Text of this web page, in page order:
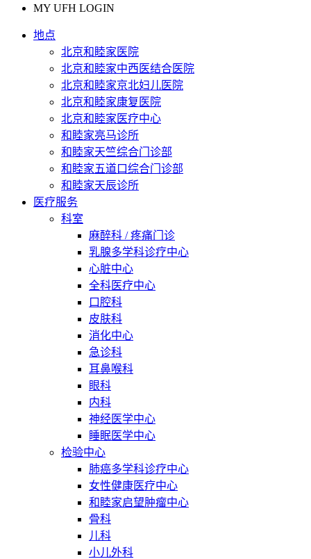
MY UFH LOGIN
地点
北京和睦家医院
北京和睦家中西医结合医院
北京和睦家京北妇儿医院
北京和睦家康复医院
北京和睦家医疗中心
和睦家亮马诊所
和睦家天竺综合门诊部
和睦家五道口综合门诊部
和睦家天辰诊所
医疗服务
科室
麻醉科 / 疼痛门诊
乳腺多学科诊疗中心
心脏中心
全科医疗中心
口腔科
皮肤科
消化中心
急诊科
耳鼻喉科
眼科
内科
神经医学中心
睡眠医学中心
检验中心
肺癌多学科诊疗中心
女性健康医疗中心
和睦家启望肿瘤中心
骨科
儿科
小儿外科